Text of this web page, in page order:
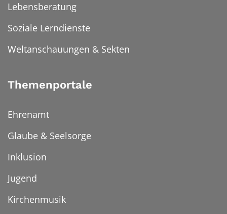
Lebensberatung
Soziale Lerndienste
Weltanschauungen & Sekten
Themenportale
Ehrenamt
Glaube & Seelsorge
Inklusion
Jugend
Kirchenmusik